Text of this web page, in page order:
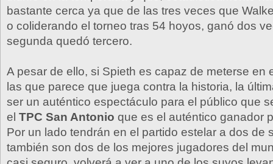
bastante cerca ya que de las tres veces que
o coliderando el torneo tras 54 hoyos, ganó dos
segunda quedó tercero.
A pesar de ello, si Spieth es capaz de meterse en
las que parece que juega contra la historia, la
ser un auténtico espectáculo para el público que
el TPC San Antonio que es el auténtico ganador
Por un lado tendrán en el partido estelar a dos de
también son dos de los mejores jugadores del